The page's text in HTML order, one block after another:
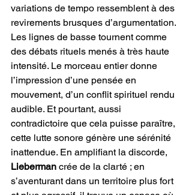
variations de tempo ressemblent à des
revirements brusques d’argumentation.
Les lignes de basse tournent comme
des débats rituels menés à très haute
intensité. Le morceau entier donne
l’impression d’une pensée en
mouvement, d’un conflit spirituel rendu
audible. Et pourtant, aussi
contradictoire que cela puisse paraître,
cette lutte sonore génère une sérénité
inattendue. En amplifiant la discorde,
Lieberman crée de la clarté ; en
s’aventurant dans un territoire plus fort